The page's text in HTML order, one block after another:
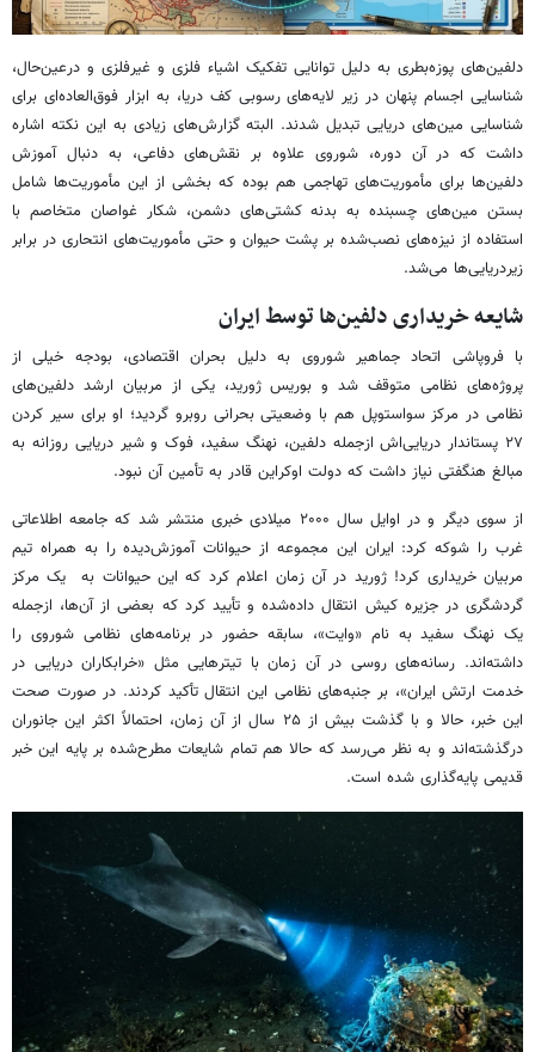
دلفین‌های پوزه‌بطری به دلیل توانایی تفکیک اشیاء فلزی و غیرفلزی و درعین‌حال،
شناسایی اجسام پنهان در زیر لایه‌های رسوبی کف دریا، به ابزار فوق‌العاده‌ای برای
شناسایی مین‌های دریایی تبدیل شدند. البته گزارش‌های زیادی به این نکته اشاره
داشت که در آن دوره، شوروی علاوه بر نقش‌های دفاعی، به دنبال آموزش
دلفین‌ها برای مأموریت‌های تهاجمی هم بوده که بخشی از این مأموریت‌ها شامل
بستن مین‌های چسبنده به بدنه کشتی‌های دشمن، شکار غواصان متخاصم با
استفاده از نیزه‌های نصب‌شده بر پشت حیوان و حتی مأموریت‌های انتحاری در برابر
زیردریایی‌ها می‌شد.
شایعه خریداری دلفین‌ها توسط ایران
با فروپاشی اتحاد جماهیر شوروی به دلیل بحران اقتصادی، بودجه خیلی از
پروژه‌های نظامی متوقف شد و بوریس ژورید، یکی از مربیان ارشد دلفین‌های
نظامی در مرکز سواستوپل هم با وضعیتی بحرانی روبرو گردید؛ او برای سیر کردن
۲۷ پستاندار دریایی‌اش ازجمله دلفین، نهنگ سفید، فوک و شیر دریایی روزانه به
مبالغ هنگفتی نیاز داشت که دولت اوکراین قادر به تأمین آن نبود.
از سوی دیگر و در اوایل سال ۲۰۰۰ میلادی خبری منتشر شد که جامعه اطلاعاتی
غرب را شوکه کرد: ایران این مجموعه از حیوانات آموزش‌دیده را به همراه تیم
مربیان خریداری کرد! ژورید در آن زمان اعلام کرد که این حیوانات به یک مرکز
گردشگری در جزیره کیش انتقال داده‌شده‌ و تأیید کرد که بعضی از آن‌ها، ازجمله
یک نهنگ سفید به نام «وایت»، سابقه حضور در برنامه‌های نظامی شوروی را
داشته‌اند. رسانه‌های روسی در آن زمان با تیترهایی مثل «خرابکاران دریایی در
خدمت ارتش ایران»، بر جنبه‌های نظامی این انتقال تأکید کردند. در صورت صحت
این خبر، حالا و با گذشت بیش از ۲۵ سال از آن زمان، احتمالاً اکثر این جانوران
درگذشته‌اند و به نظر می‌رسد که حالا هم تمام شایعات مطرح‌شده بر پایه این خبر
قدیمی پایه‌گذاری شده است.